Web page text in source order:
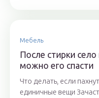
Мебель
После стирки
можно его спасти
Что делать, если
единичные вещи